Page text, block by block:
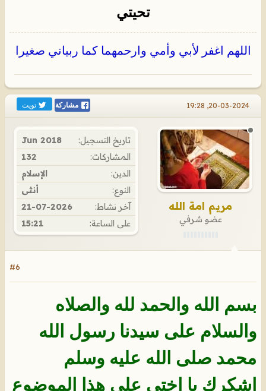
تحيتي
اللهم اغفر لأبي وأمي وارحمهما كما ربياني صغيرا
20-03-2024, 19:28 مشاركة تويت
مريم امة الله
عضو شرفي
تاريخ التسجيل:
Jun 2018
المشاركات:
132
الدين:
الإسلام
النوع:
أنثى
آخر نشاط:
21-07-2026
على الساعة:
15:21
#6
بسم الله والحمد لله والصلاه
والسلام على سيدنا رسول الله
محمد صلى الله عليه وسلم
اشكرك يا اختي على هذا الموضوع